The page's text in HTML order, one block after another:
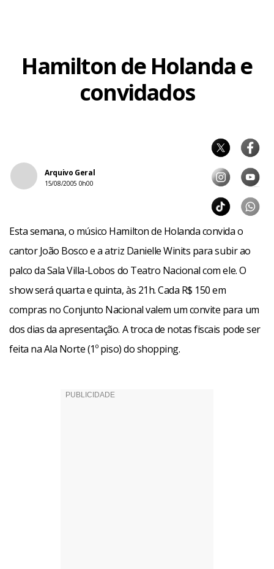
Hamilton de Holanda e
convidados
Arquivo Geral
15/08/2005 0h00
Esta semana, o músico Hamilton de Holanda convida o
cantor João Bosco e a atriz Danielle Winits para subir ao
palco da Sala Villa-Lobos do Teatro Nacional com ele. O
show será quarta e quinta, às 21h. Cada R$ 150 em
compras no Conjunto Nacional valem um convite para um
dos dias da apresentação. A troca de notas fiscais pode ser
feita na Ala Norte (1º piso) do shopping.